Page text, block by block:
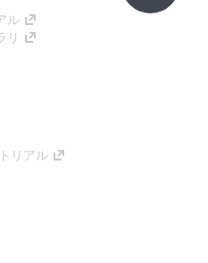
ル
リ
リアル